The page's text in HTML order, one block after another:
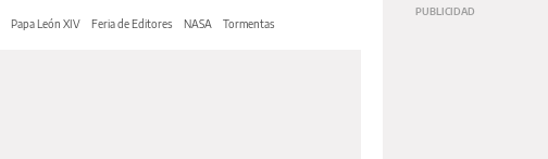
Papa León XIV Feria de Editores NASA Tormentas